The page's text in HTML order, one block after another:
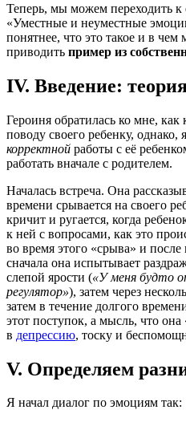
Теперь, мы можем переходить к
«Уместные и неуместные
понятнее, что это такое и в
приводить пример из
IV. Введение:
Героиня обратилась ко мне, как
поводу своего ребенку, однако,
корректной работы с её
работать вначале с родителем.
Началась встреча. Она
времени срывается на своего
кричит и ругается, когда
к ней с вопросами, как это
во время этого «срыва» и
сначала она испытывает
слепой ярости («У меня будто
регулятор»), затем через
затем в течение долгого
этот поступок, а мысль, что она
в депрессию, тоску и
V. Определяем
Я начал диалог по эмоциям так: